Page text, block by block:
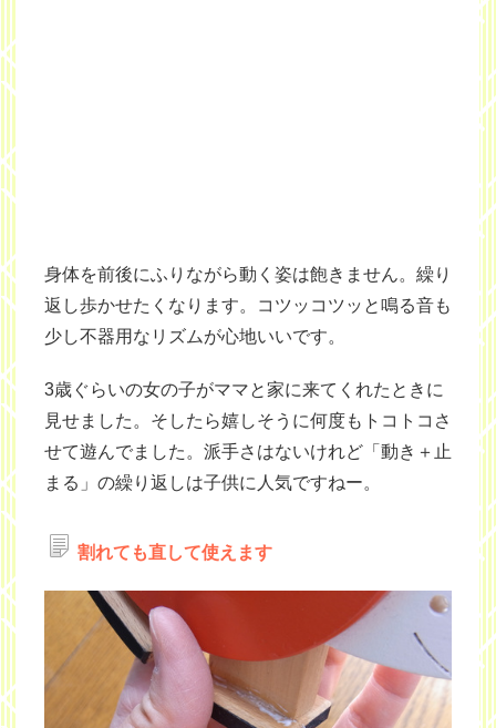
身体を前後にふりながら動く姿は飽きません。繰り
返し歩かせたくなります。コツッコツッと鳴る音も
少し不器用なリズムが心地いいです。
3歳ぐらいの女の子がママと家に来てくれたときに
見せました。そしたら嬉しそうに何度もトコトコさ
せて遊んでました。派手さはないけれど「動き＋止
まる」の繰り返しは子供に人気ですねー。
割れても直して使えます